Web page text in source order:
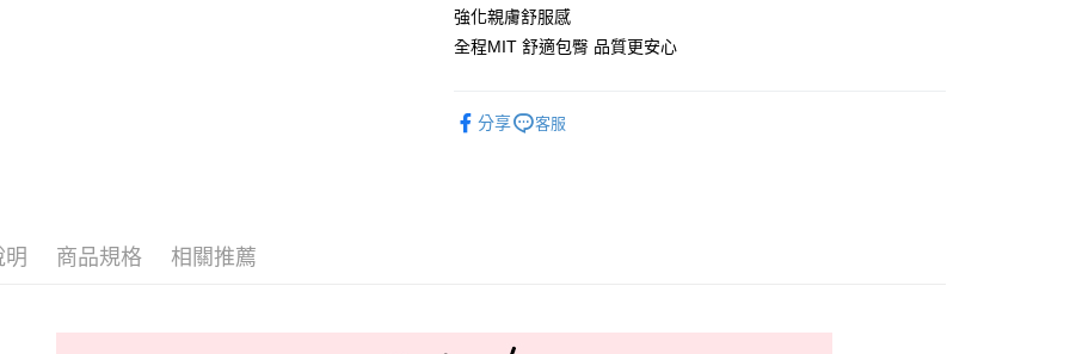
每筆NT$60，滿NT$999(含以上)免運費
711取貨付款
付款後7-11取貨
強化親膚舒服感
全程MIT 舒適包臀 品質更安心
分享 客服
明 商品規格 相關推薦